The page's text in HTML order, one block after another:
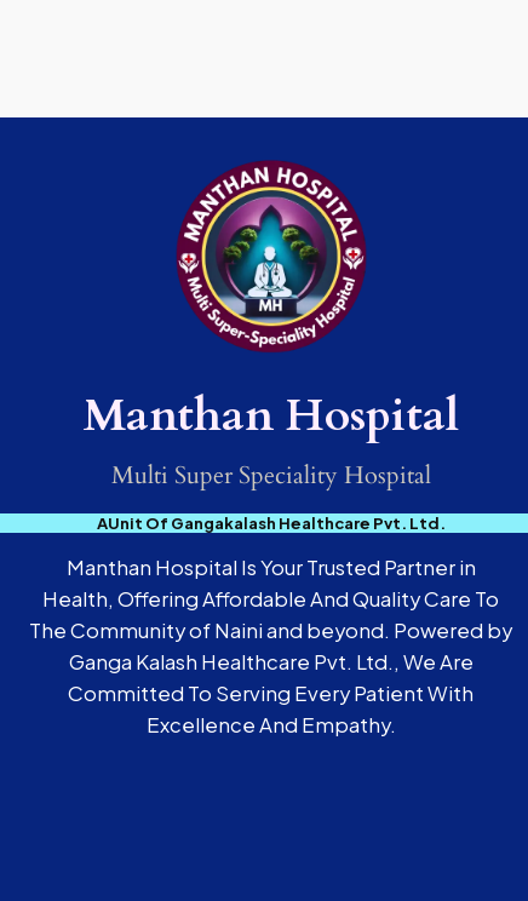
Manthan Hospital
Multi Super Speciality Hospital
AUnit Of Gangakalash Healthcare Pvt. Ltd.
Manthan Hospital Is Your Trusted Partner in
Health, Offering Affordable And Quality Care To
The Community of Naini and beyond. Powered by
Ganga Kalash Healthcare Pvt. Ltd., We Are
Committed To Serving Every Patient With
Excellence And Empathy.